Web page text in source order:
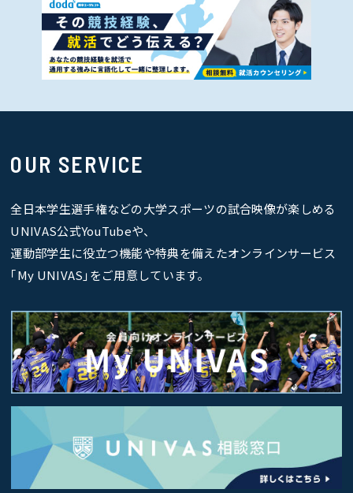
OUR SERVICE
全日本学生選手権などの大学スポーツの試合映像が楽しめる
UNIVAS公式YouTubeや、
運動部学生に役立つ機能や特典を備えたオンラインサービス
｢My UNIVAS｣をご用意しています。